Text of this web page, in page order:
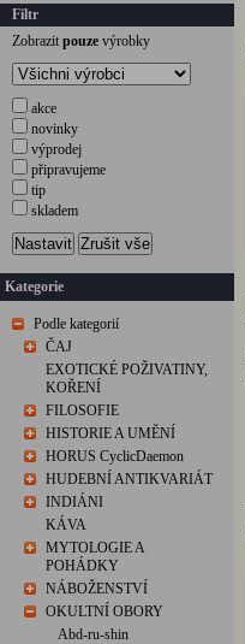
Filtr
Zobrazit pouze výrobky
akce
novinky
výprodej
připravujeme
tip
skladem
Nastavit Zrušit vše
Kategorie
Podle kategorií
ČAJ
EXOTICKÉ POŽIVATINY,
KOŘENÍ
FILOSOFIE
HISTORIE A UMĚNÍ
HORUS CyclicDaemon
HUDEBNÍ ANTIKVARIÁT
INDIÁNI
KÁVA
MYTOLOGIE A
POHÁDKY
NÁBOŽENSTVÍ
OKULTNÍ OBORY
Abd-ru-shin